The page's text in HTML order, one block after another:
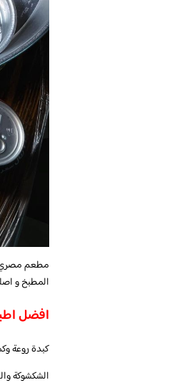
مطعم مصري
المطبخ و
افضل
كبدة روعة
الشكشوكة